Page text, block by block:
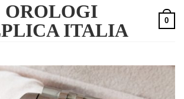
OROLOGI
ITALIA
0